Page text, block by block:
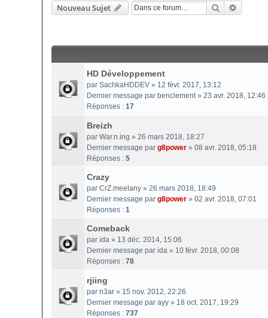
Guide rapide concernant l'inscription sur le
serveurs de jeu de la 4.2 !
Nouveau Sujet Rechercher
HD Développement
par SachkaHDDEV » 12 févr. 2017, 13:12
Dernier message par benclement» 23 avr. 2018, 12:46
Réponses : 17
Breizh
par War.n.ing » 26 mars 2018, 18:27
Dernier message par g8power » 08 avr. 2018, 05:18
Réponses : 5
Crazy
par CrZ.meelany » 26 mars 2018, 18:49
Dernier message par g8power » 02 avr. 2018, 07:01
Réponses : 1
Comeback
par ida » 13 déc. 2014, 15:06
Dernier message par ida » 10 févr. 2018, 00:08
Réponses : 78
rjiing
par n3ar » 15 nov. 2012, 22:26
Dernier message par ayy » 18 oct. 2017, 19:29
Réponses : 737